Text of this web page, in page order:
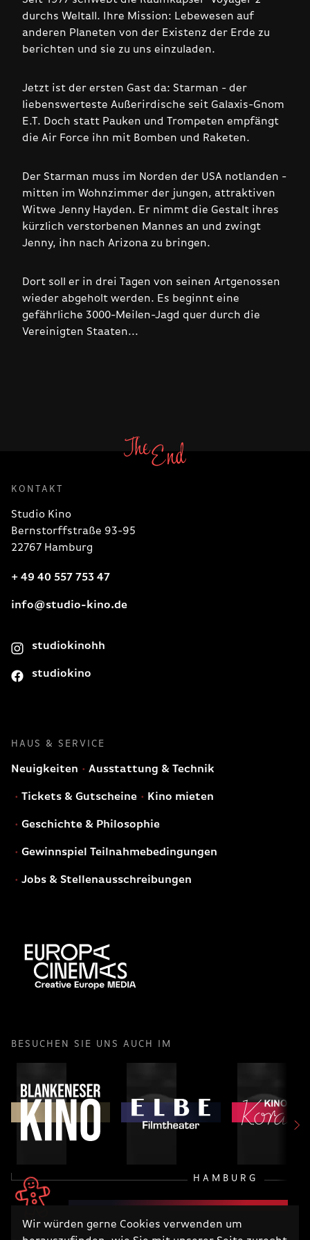
Wir würden gerne Cookies verwenden um
durchs Weltall. Ihre Mission: Lebewesen auf
anderen Planeten von der Existenz der Erde zu
berichten und sie zu uns einzuladen.
Jetzt ist der ersten Gast da: Starman - der
liebenswerteste Außerirdische seit Galaxis-Gnom
E.T. Doch statt Pauken und Trompeten empfängt
die Air Force ihn mit Bomben und Raketen.
Der Starman muss im Norden der USA notlanden -
mitten im Wohnzimmer der jungen, attraktiven
Witwe Jenny Hayden. Er nimmt die Gestalt ihres
kürzlich verstorbenen Mannes an und zwingt
Jenny, ihn nach Arizona zu bringen.
Dort soll er in drei Tagen von seinen Artgenossen
wieder abgeholt werden. Es beginnt eine
gefährliche 3000-Meilen-Jagd quer durch die
Vereinigten Staaten...
KONTAKT
Studio Kino
Bernstorffstraße 93-95
22767 Hamburg
+ 49 40 557 753 47
info@studio-kino.de
studiokinohh
studiokino
HAUS & SERVICE
Neuigkeiten Ausstattung & Technik
Tickets & Gutscheine Kino mieten
Geschichte & Philosophie
Gewinnspiel Teilnahmebedingungen
Jobs & Stellenausschreibungen
BESUCHEN SIE UNS AUCH IM
HAMBURG